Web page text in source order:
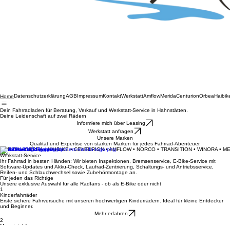
HomeDatenschutzerklärungAGB ImpressumKontaktWerkstattAmflowMeridaCenturion
Dein Fahrradladen für Beratung, Verkauf und Werkstatt-Service in Hahnstätten.
Informiere mich über Leasing
Werkstatt anfragen
Unsere Marken
Qualität und Expertise von starken Marken für jedes Fahrrad-Abenteuer.
MERIDA • ORBEA • HAIBIKE • CENTURION • AMFLOW • NORCO • TRANSITION • WINORA •
Werkstatt-Service
Ihr Fahrrad in besten Händen: Wir bieten Inspektionen, Bremsenservice, E-Bike-Service mit
Software-Updates und Akku-Check, Laufrad-Zentrierung, Schaltungs- und Antriebsservice,
Reifen- und Schlauchwechsel sowie Zubehörmontage an.
Für jeden das Richtige
Unsere exklusive Auswahl für alle Radfans - ob als E-Bike oder nicht
1
Kinderfahrräder
Erste sichere Fahrversuche mit unseren hochwertigen Kinderrädern. Ideal für kleine Entdecker
und Beginner.